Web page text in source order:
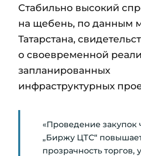
Стабильно высокий
на щебень, по данным
Татарстана,
о своевременной
запланированных
инфраструктурных
«Проведение закупок
„Биржу ЦТС“
прозрачность торгов,